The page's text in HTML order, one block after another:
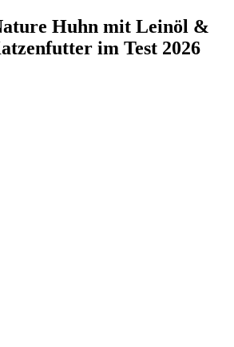
Huhn mit Leinöl &
im Test 2026